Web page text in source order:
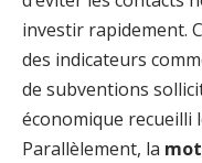
investir rapidement.
des indicateurs
de subventions
économique recueilli
Parallèlement, la